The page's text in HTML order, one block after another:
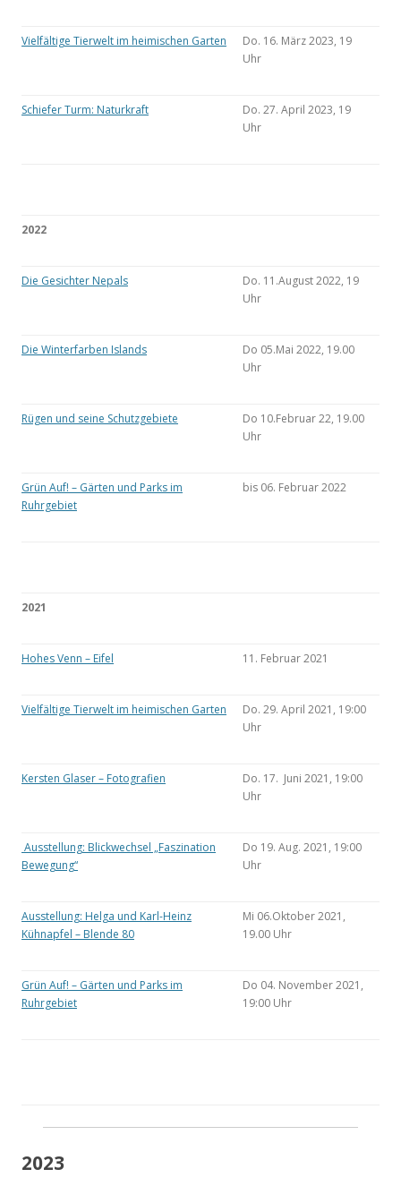
Vielfältige Tierwelt im heimischen Garten
Do. 16. März 2023, 19
Uhr
Schiefer Turm: Naturkraft
Do. 27. April 2023, 19
Uhr
2022
Die Gesichter Nepals
Do. 11.August 2022, 19
Uhr
Die Winterfarben Islands
Do 05.Mai 2022, 19.00
Uhr
Rügen und seine Schutzgebiete
Do 10.Februar 22, 19.00
Uhr
Grün Auf! – Gärten und Parks im
Ruhrgebiet
bis 06. Februar 2022
2021
Hohes Venn – Eifel 11. Februar 2021
Vielfältige Tierwelt im heimischen Garten
Do. 29. April 2021, 19:00
Uhr
Kersten Glaser – Fotografien
Do. 17. Juni 2021, 19:00
Uhr
Ausstellung: Blickwechsel „Faszination
Bewegung“
Do 19. Aug. 2021, 19:00
Uhr
Ausstellung: Helga und Karl-Heinz
Kühnapfel – Blende 80
Mi 06.Oktober 2021,
19.00 Uhr
Grün Auf! – Gärten und Parks im
Ruhrgebiet
Do 04. November 2021,
19:00 Uhr
2023